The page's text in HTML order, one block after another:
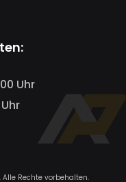
Uhr
Alle Rechte vorbehalten.